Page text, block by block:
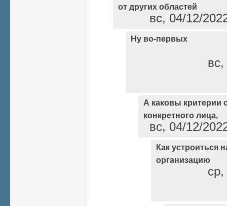
от других областей
вс, 04/12/
Ну во-первых
А каковы критерии
конкретного лица,
вс, 04/12/
Как устроиться
организацию